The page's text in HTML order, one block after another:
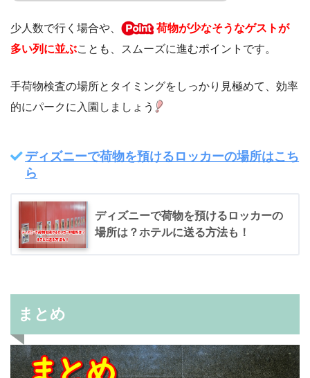
少人数で行く場合や、
荷物が少なそうなゲストが
多い列に並ぶことも、スムーズに進むポイントです。
手荷物検査の場所とタイミングをしっかり見極めて、効率
的にパークに入園しましょう
ディズニーで荷物を預けるロッカーの場所はこち
ら
ディズニーで荷物を預けるロッカーの
場所は？ホテルに送る方法も！
まとめ